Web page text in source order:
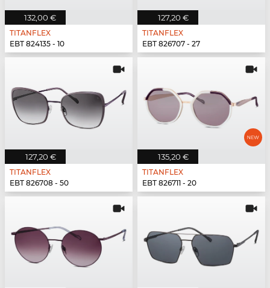
132,00 €
TITANFLEX
EBT 824135 - 10
127,20 €
TITANFLEX
EBT 826707 - 27
127,20 €
TITANFLEX
EBT 826708 - 50
135,20 €
TITANFLEX
EBT 826711 - 20